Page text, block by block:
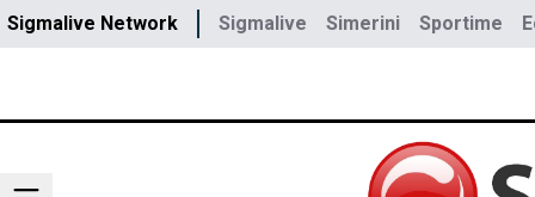
Sigmalive Network Sigmalive Simerini Sportime